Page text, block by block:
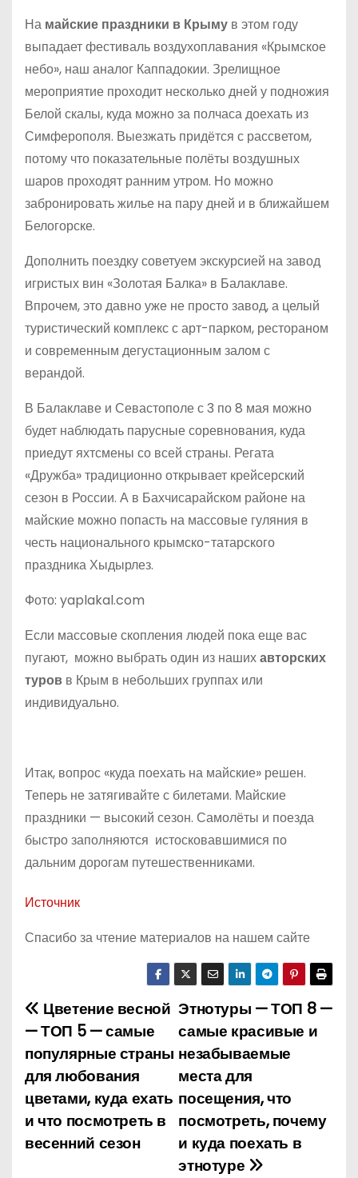
На майские праздники в Крыму в этом году
выпадает фестиваль воздухоплавания «Крымское
небо», наш аналог Каппадокии. Зрелищное
мероприятие проходит несколько дней у подножия
Белой скалы, куда можно за полчаса доехать из
Симферополя. Выезжать придётся с рассветом,
потому что показательные полёты воздушных
шаров проходят ранним утром. Но можно
забронировать жилье на пару дней и в ближайшем
Белогорске.
Дополнить поездку советуем экскурсией на завод
игристых вин «Золотая Балка» в Балаклаве.
Впрочем, это давно уже не просто завод, а целый
туристический комплекс с арт-парком, рестораном
и современным дегустационным залом с
верандой.
В Балаклаве и Севастополе с 3 по 8 мая можно
будет наблюдать парусные соревнования, куда
приедут яхтсмены со всей страны. Регата
«Дружба» традиционно открывает крейсерский
сезон в России. А в Бахчисарайском районе на
майские можно попасть на массовые гуляния в
честь национального крымско-татарского
праздника Хыдырлез.
Фото: yaplakal.com
Если массовые скопления людей пока еще вас
пугают, можно выбрать один из нашихавторских
туров в Крым в небольших группах или
индивидуально.
Итак, вопрос «куда поехать на майские» решен.
Теперь не затягивайте с билетами. Майские
праздники — высокий сезон. Самолёты и поезда
быстро заполняются истосковавшимися по
дальним дорогам путешественниками.
Источник
Спасибо за чтение материалов на нашем сайте
Н
а
в
и
г
Этнотуры — ТОП 8 —
самые красивые и
незабываемые
места для
посещения, что
посмотреть, почему
и куда поехать в
этнотуре
Цветение весной
— ТОП 5 — самые
популярные страны
для любования
цветами, куда ехать
и что посмотреть в
весенний сезон